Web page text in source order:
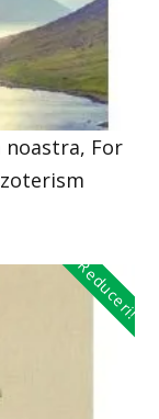
noastra, For
Reduceri!